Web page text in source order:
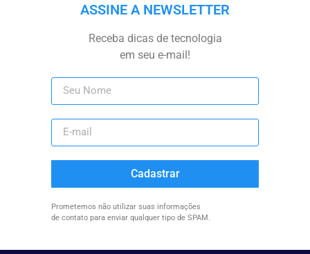
ASSINE A NEWSLETTER
Receba dicas de tecnologia
em seu e-mail!
Cadastrar
Prometemos não utilizar suas informações
de contato para enviar qualquer tipo de SPAM.